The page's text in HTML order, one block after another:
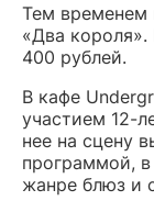
Тем временем
«Два
400 рублей.
В кафе
участием 12-
нее на сцену
программой,
жанре блюз и